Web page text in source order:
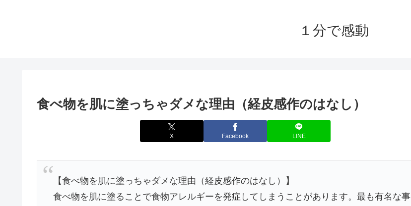
１分で感動
食べ物を肌に塗っちゃダメな理由（経皮感作のはなし）
X Facebook LINE
【食べ物を肌に塗っちゃダメな理由（経皮感作のはなし）】
食べ物を肌に塗ることで食物アレルギーを発症してしまうことがあります。最も有名な事